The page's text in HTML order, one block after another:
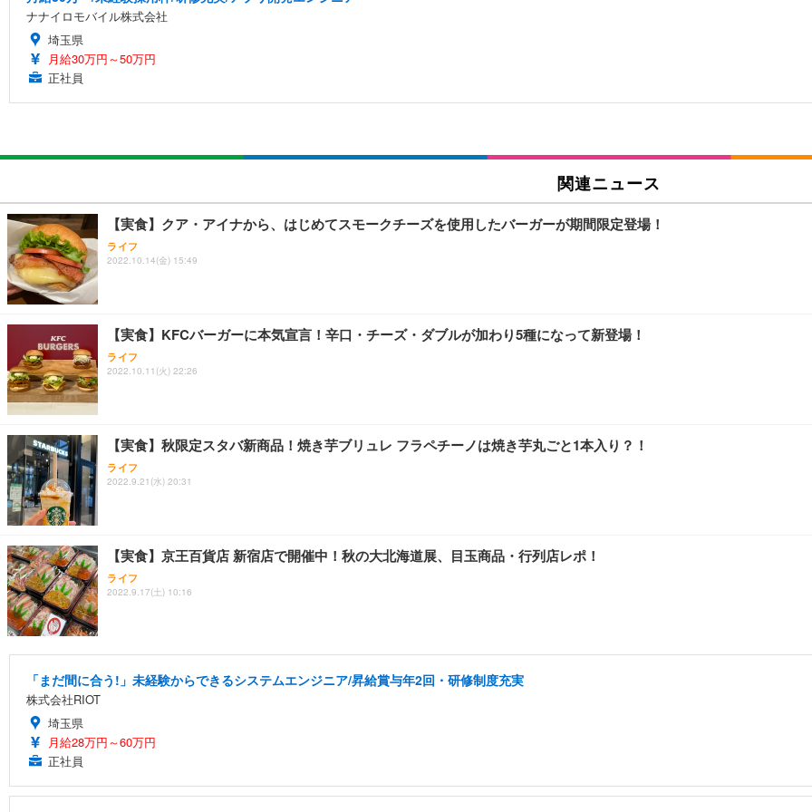
ナナイロモバイル株式会社
埼玉県
月給30万円～50万円
正社員
関連ニュース
【実食】クア・アイナから、はじめてスモークチーズを使用したバーガーが期間限定登場！
ライフ
2022.10.14(金) 15:49
【実食】KFCバーガーに本気宣言！辛口・チーズ・ダブルが加わり5種になって新登場！
ライフ
2022.10.11(火) 22:26
【実食】秋限定スタバ新商品！焼き芋ブリュレ フラペチーノは焼き芋丸ごと1本入り？！
ライフ
2022.9.21(水) 20:31
【実食】京王百貨店 新宿店で開催中！秋の大北海道展、目玉商品・行列店レポ！
ライフ
2022.9.17(土) 10:16
「まだ間に合う!」未経験からできるシステムエンジニア/昇給賞与年2回・研修制度充実
株式会社RIOT
埼玉県
月給28万円～60万円
正社員